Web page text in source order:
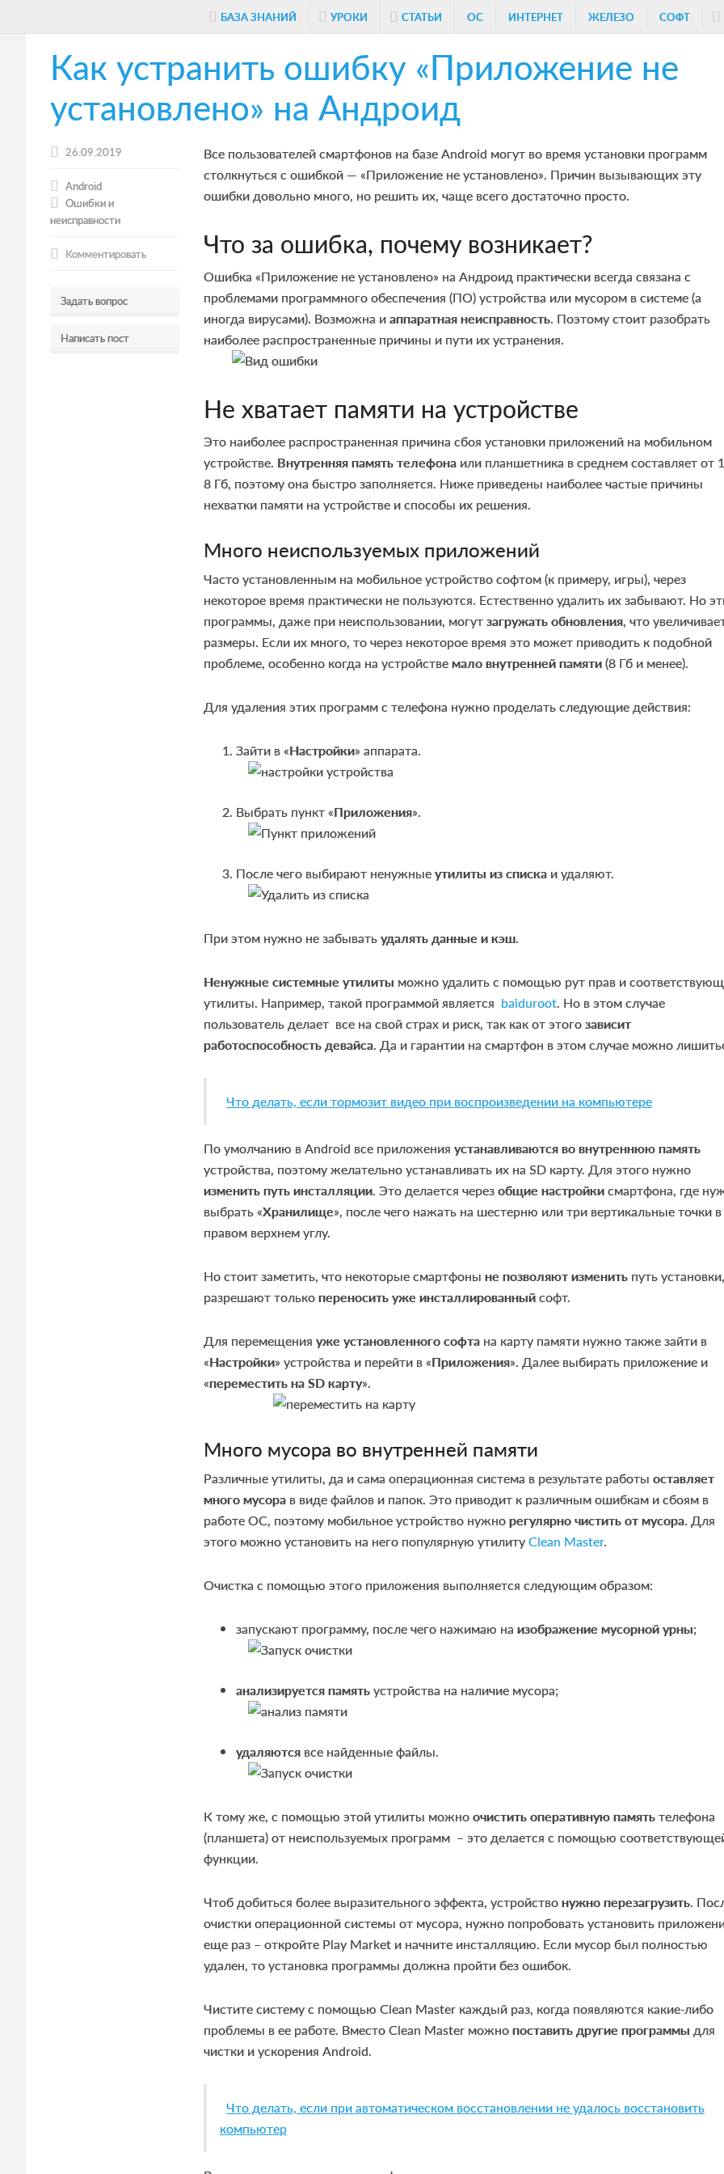
БАЗА ЗНАНИЙ УРОКИ СТАТЬИ ОС ИНТЕРНЕТ ЖЕЛЕЗО СОФТ
Как устранить ошибку «Приложение не
установлено» на Андроид
26.09.2019
Android
Ошибки и
неисправности
Комментировать
Задать вопрос
Написать пост
Все пользователей смартфонов на базе Android могут во время установки программ
столкнуться с ошибкой — «Приложение не установлено». Причин вызывающих эту
ошибки довольно много, но решить их, чаще всего достаточно просто.
Что за ошибка, почему возникает?
Ошибка «Приложение не установлено» на Андроид практически всегда связана с
проблемами программного обеспечения (ПО) устройства или мусором в системе (а
иногда вирусами). Возможна иаппаратная неисправность. Поэтому стоит разобрать
наиболее распространенные причины и пути их устранения.
Не хватает памяти на устройстве
Это наиболее распространенная причина сбоя установки приложений на мобильном
устройстве. Внутренняя память телефона или планшетника в среднем составляет от
8 Гб, поэтому она быстро заполняется. Ниже приведены наиболее частые причины
нехватки памяти на устройстве и способы их решения.
Много неиспользуемых приложений
Часто установленным на мобильное устройство софтом (к примеру, игры), через
некоторое время практически не пользуются. Естественно удалить их забывают. Но
программы, даже при неиспользовании, могутзагружать обновления, что
размеры. Если их много, то через некоторое время это может приводить к подобной
проблеме, особенно когда на устройствемало внутренней памяти(8 Гб и менее).
Для удаления этих программ с телефона нужно проделать следующие действия:
Зайти в «Настройки» аппарата.
Выбрать пункт «Приложения».
После чего выбирают ненужныеутилиты из списка и удаляют.
При этом нужно не забыватьудалять данные и кэш.
Ненужные системные утилиты можно удалить с помощью рут прав и
утилиты. Например, такой программой является baiduroot. Но в этом случае
пользователь делает все на свой страх и риск, так как от этогозависит
работоспособность девайса. Да и гарантии на смартфон в этом случае можно
Что делать, если тормозит видео при воспроизведении на компьютере
По умолчанию в Android все приложения устанавливаются во внутреннюю память
устройства, поэтому желательно устанавливать их на SD карту. Для этого нужно
изменить путь инсталляции. Это делается черезобщие настройкисмартфона, где
выбрать «Хранилище», после чего нажать на шестерню или три вертикальные точки в
правом верхнем углу.
Но стоит заметить, что некоторые смартфоны не позволяют изменить путь
разрешают толькопереносить уже инсталлированныйсофт.
Для перемещения уже установленного софта на карту памяти нужно также зайти в
«Настройки» устройства и перейти в «Приложения». Далее выбирать приложение и
«переместить наSDкарту».
Много мусора во внутренней памяти
Различные утилиты, да и сама операционная система в результате работы оставляет
много мусора в виде файлов и папок. Это приводит к различным ошибкам и сбоям в
работе ОС, поэтому мобильное устройство нужнорегулярно чистить от мусора. Для
этого можно установить на него популярную утилитуClean Master.
Очистка с помощью этого приложения выполняется следующим образом:
запускают программу, после чего нажимаю на изображение мусорной урны;
анализируется памятьустройства на наличие мусора;
удаляются все найденные файлы.
К тому же, с помощью этой утилиты можноочистить оперативную памятьтелефона
(планшета) от неиспользуемых программ – это делается с помощью
функции.
Чтоб добиться более выразительного эффекта, устройствонужно перезагрузить.
очистки операционной системы от мусора, нужно попробовать установить
еще раз – откройте Play Market и начните инсталляцию. Если мусор был полностью
удален, то установка программы должна пройти без ошибок.
Чистите систему с помощью Clean Master каждый раз, когда появляются какие-либо
проблемы в ее работе. Вместо Clean Master можнопоставить другие программы для
чистки и ускорения Android.
Что делать, если при автоматическом восстановлении не удалось восстановить
компьютер